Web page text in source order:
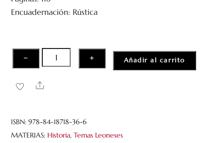
0
d
Encuadernación: Rústica
−
REIS
DE
+ Añadir al carrito
Share
ISBN:978-84-18718-36-6
MATERIAS: Historia,Temas Leoneses